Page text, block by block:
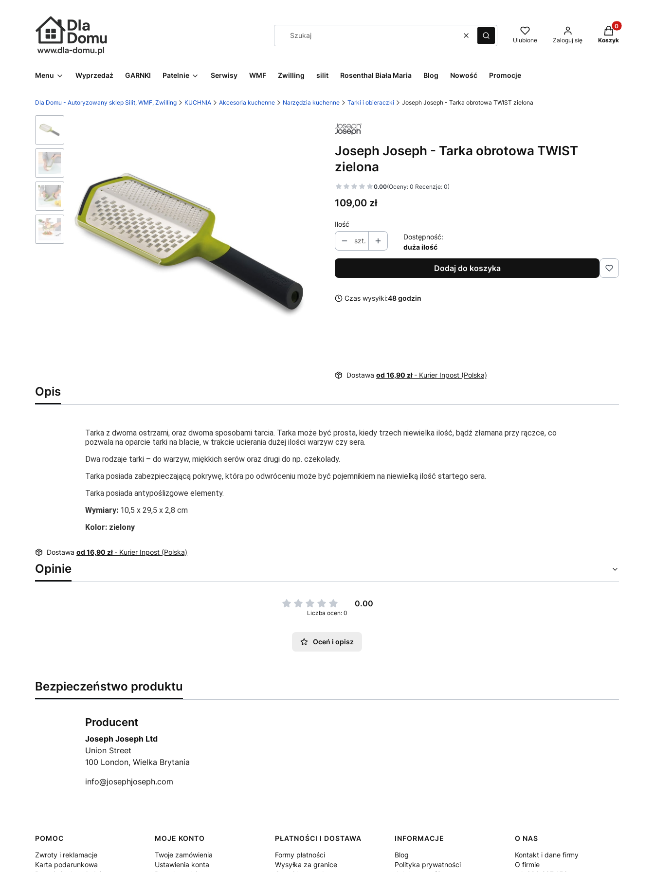
WyczyśćSzukaj Ulubione Zaloguj się
Produkty w
Koszyk
Menu Wyprzedaż GARNKI Patelnie Serwisy WMF Zwilling silit Rosenthal Biała Maria Blog Nowość Promocje
Dla Domu - Autoryzowany sklep Silit, WMF, Zwilling KUCHNIA Akcesoria kuchenne Narzędzia kuchenne Tarki i obieraczki Joseph Joseph - Tarka obrotowa TWIST zielona
Joseph Joseph - Tarka obrotowa TWIST
zielona
0.00(Oceny: 0 Recenzje: 0)
Cena
109,00 zł
Ilość
szt.
Dostępność:
duża ilość
Dodaj do koszyka
Czas wysyłki:48 godzin
Dostawa od 16,90 zł - Kurier Inpost (Polska)
Opis
Tarka z dwoma ostrzami, oraz dwoma sposobami tarcia. Tarka może być prosta, kiedy trzech niewielka ilość, bądź złamana przy rączce, co
pozwala na oparcie tarki na blacie, w trakcie ucierania dużej ilości warzyw czy sera.
Dwa rodzaje tarki – do warzyw, miękkich serów oraz drugi do np. czekolady.
Tarka posiada zabezpieczającą pokrywę, która po odwróceniu może być pojemnikiem na niewielką ilość startego sera.
Tarka posiada antypoślizgowe elementy.
Wymiary: 10,5 x 29,5 x 2,8 cm
Kolor: zielony
Dostawa od 16,90 zł - Kurier Inpost (Polska)
Opinie
0.00
Liczba ocen: 0
Oceń i opisz
Bezpieczeństwo produktu
Producent
Joseph Joseph Ltd
Union Street
100 London, Wielka Brytania
info@josephjoseph.com
Linki w stopce
POMOC
Zwroty i reklamacje
Karta podarunkowa
MOJE KONTO
Twoje zamówienia
Ustawienia konta
PŁATNOŚCI I DOSTAWA
Formy płatności
Wysyłka za granice
INFORMACJE
Blog
Polityka prywatności
O NAS
Kontakt i dane firmy
O firmie